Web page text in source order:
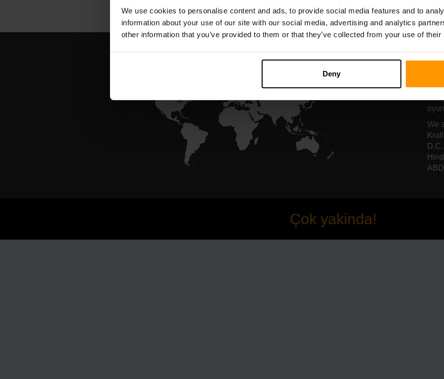
We use cookies to personalise content and ads, to provide social media features and to
information about your use of our site with our social media, advertising and analytics
other information that you’ve provided to them or that they’ve collected from your use of
Deny
We
Çok yakinda!